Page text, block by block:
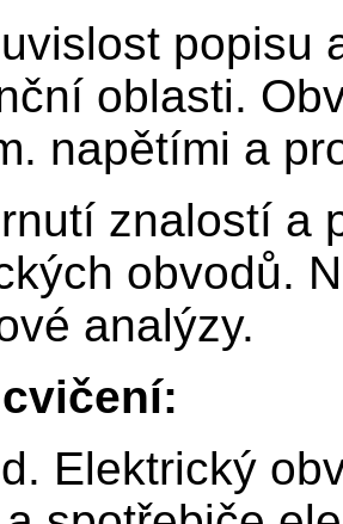
popisu
oblasti.
napětími a
znalostí a
obvodů.
analýzy.
Elektrický